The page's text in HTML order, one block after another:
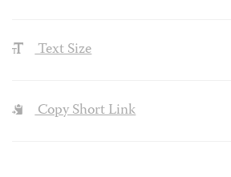
Text Size
Copy Short Link